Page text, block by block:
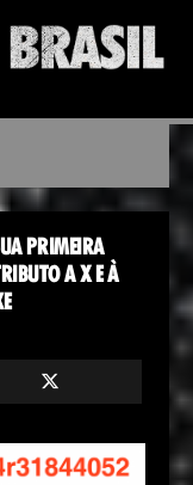
PRIMEIRA
A X E À